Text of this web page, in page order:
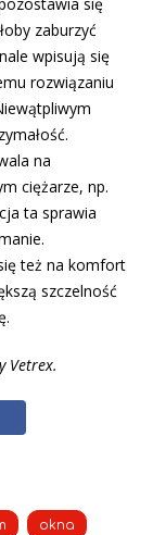
się
zaburzyć
wpisują się
rozwiązaniu
na
ciężarze, np.
ta sprawia
też na komfort
szczelność
Vetrex.
okna